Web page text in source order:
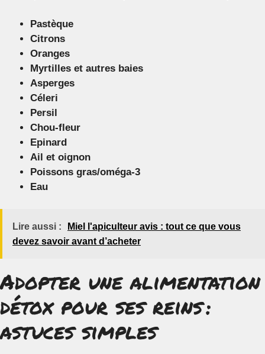
Pastèque
Citrons
Oranges
Myrtilles et autres baies
Asperges
Céleri
Persil
Chou-fleur
Epinard
Ail et oignon
Poissons gras/oméga-3
Eau
Lire aussi :
Miel l'apiculteur avis : tout ce que vous
devez savoir avant d’acheter
Adopter une alimentation
détox pour ses reins :
astuces simples